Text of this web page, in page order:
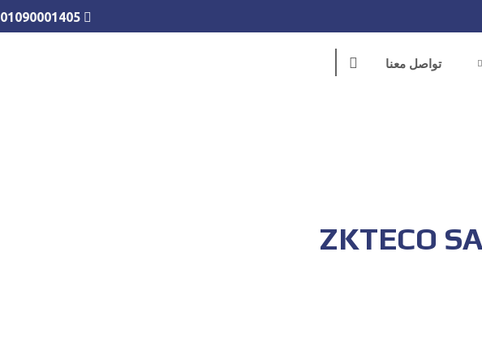
01090001405
تواصل معنا
ZKTECOللحجز و الاستعلام